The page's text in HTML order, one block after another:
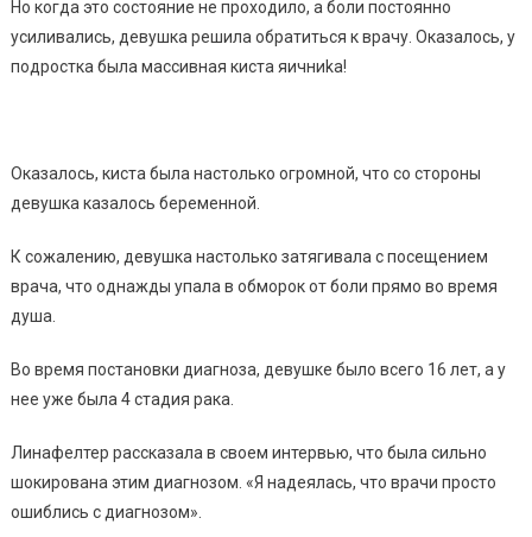
Но когда это состояние не проходило, а боли постоянно
усиливались, девушка решила обратиться к врачу. Оказалось, у
подростка была массивная киста яичниkа!
Оказалось, киста была настолько огромной, что со стороны
девушка казалось беременной.
К сожалению, девушка настолько затягивала с посещением
врача, что однажды упала в обморок от боли прямо во время
душа.
Во время постановки диагноза, девушке было всего 16 лет, а у
нее уже была 4 стадия рака.
Линафелтер рассказала в своем интервью, что была сильно
шокирована этим диагнозом. «Я надеялась, что врачи просто
ошиблись с диагнозом».